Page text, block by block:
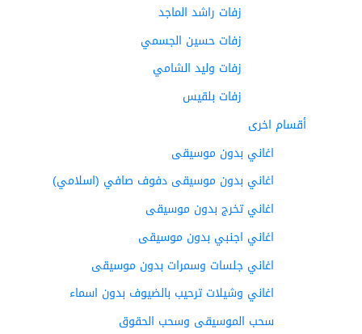
زفات راشد الماجد
زفات حسين الجسمي
زفات وليد الشامي
زفات بلقيس
أقسام اخرى
اغاني بدون موسيقى
اغاني بدون موسيقى دفوف صافي (اسلامي)
اغاني تخرج بدون موسيقى
اغاني اجنبي بدون موسيقى
اغاني جلسات وسمرات بدون موسيقى
اغاني وشيلات ترحيب بالضيوف بدون اسماء
سحب الموسيقى وسحب الحقوق